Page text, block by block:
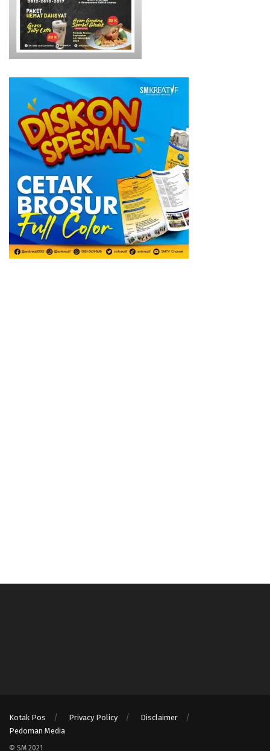
Kotak Pos Privacy Policy
Disclaimer
Pedoman Media
© SM 2021